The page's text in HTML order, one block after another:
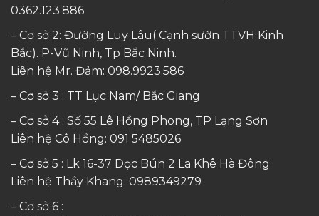
0362.123.886
– Cơ sở 2: Đường Luy Lâu( Cạnh sườn TTVH Kinh
Bắc). P-Vũ Ninh, Tp Bắc Ninh.
Liên hệ Mr. Đảm: 098.9923.586
– Cơ sở 3 : TT Lục Nam/ Bắc Giang
– Cơ sở 4 : Số 55 Lê Hồng Phong, TP Lạng Sơn
Liên hệ Cô Hồng: 091 5485026
– Cơ sở 5 : Lk 16-37 Dọc Bún 2 La Khê Hà Đông
Liên hệ Thầy Khang: 0989349279
– Cơ sở 6 :